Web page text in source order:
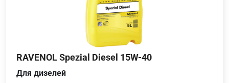
RAVENOL Spezial Diesel 15W-40
Для дизелей